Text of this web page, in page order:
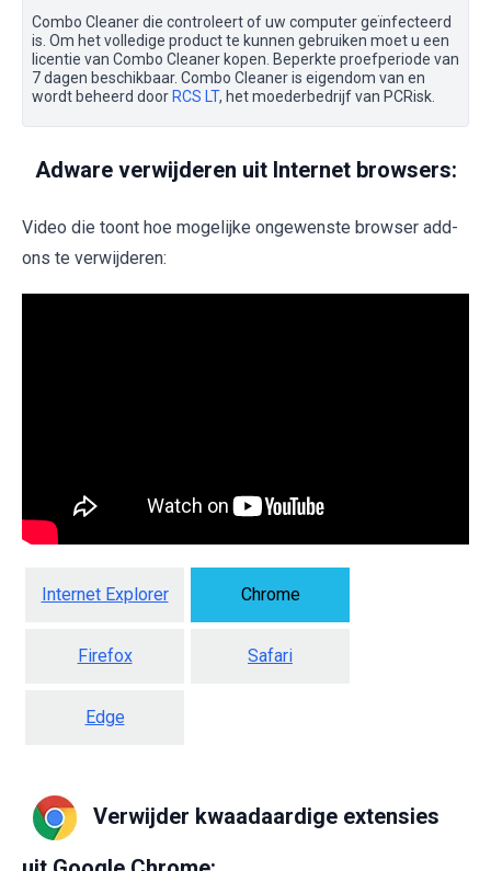
Combo Cleaner die controleert of uw computer geïnfecteerd
is. Om het volledige product te kunnen gebruiken moet u een
licentie van Combo Cleaner kopen. Beperkte proefperiode van
7 dagen beschikbaar. Combo Cleaner is eigendom van en
wordt beheerd door RCS LT, het moederbedrijf van PCRisk.
Adware verwijderen uit Internet browsers:
Video die toont hoe mogelijke ongewenste browser add-
ons te verwijderen:
Internet Explorer Chrome
Firefox Safari
Edge
Verwijder kwaadaardige extensies